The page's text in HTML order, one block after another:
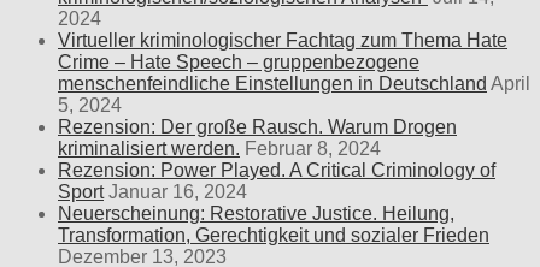
2024
Virtueller kriminologischer Fachtag zum Thema Hate
Crime – Hate Speech – gruppenbezogene
menschenfeindliche Einstellungen in Deutschland April
5, 2024
Rezension: Der große Rausch. Warum Drogen
kriminalisiert werden. Februar 8, 2024
Rezension: Power Played. A Critical Criminology of
Sport Januar 16, 2024
Neuerscheinung: Restorative Justice. Heilung,
Transformation, Gerechtigkeit und sozialer Frieden
Dezember 13, 2023